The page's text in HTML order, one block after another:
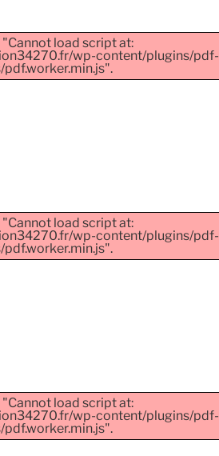
load script at:
wp-content/plugins/pdf-
load script at:
wp-content/plugins/pdf-
load script at:
wp-content/plugins/pdf-